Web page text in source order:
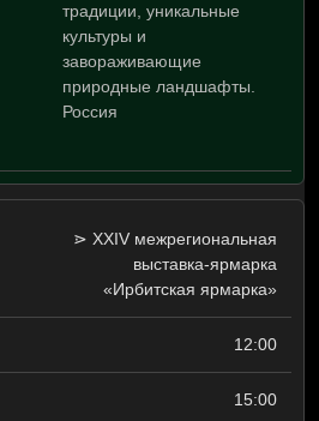
традиции, уникальные
культуры и
завораживающие
природные ландшафты.
Россия
⋗ XXIV межрегиональная
выставка-ярмарка
«Ирбитская ярмарка»
12:00
15:00